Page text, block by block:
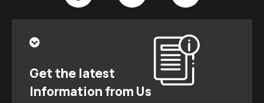
Get the latest
Information from Us